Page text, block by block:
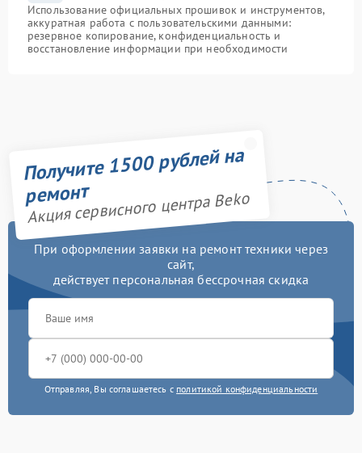
Использование официальных прошивок и инструментов,
аккуратная работа с пользовательскими данными:
резервное копирование, конфиденциальность и
восстановление информации при необходимости
Получите 1500 рублей на
ремонт
Акция сервисного центра Beko
При оформлении заявки на ремонт техники через
сайт,
действует персональная бессрочная скидка
Отправляя, Вы соглашаетесь с политикой конфиденциальности